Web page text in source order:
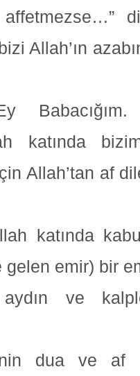
Allah’ın
Babacığım.
katında
Allah’tan af
katında
emir) bir
ve
dua ve af